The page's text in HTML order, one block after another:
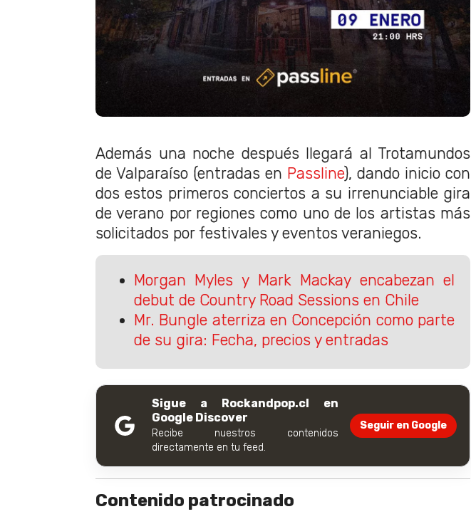
Además una noche después llegará al Trotamundos
de Valparaíso (entradas en Passline), dando inicio con
dos estos primeros conciertos a su irrenunciable gira
de verano por regiones como uno de los artistas más
solicitados por festivales y eventos veraniegos.
Morgan Myles y Mark Mackay encabezan el
debut de Country Road Sessions en Chile
Mr. Bungle aterriza en Concepción como parte
de su gira: Fecha, precios y entradas
Sigue a Rockandpop.cl en
Google Discover
Recibe nuestros contenidos
directamente en tu feed.
Seguir en Google
Contenido patrocinado